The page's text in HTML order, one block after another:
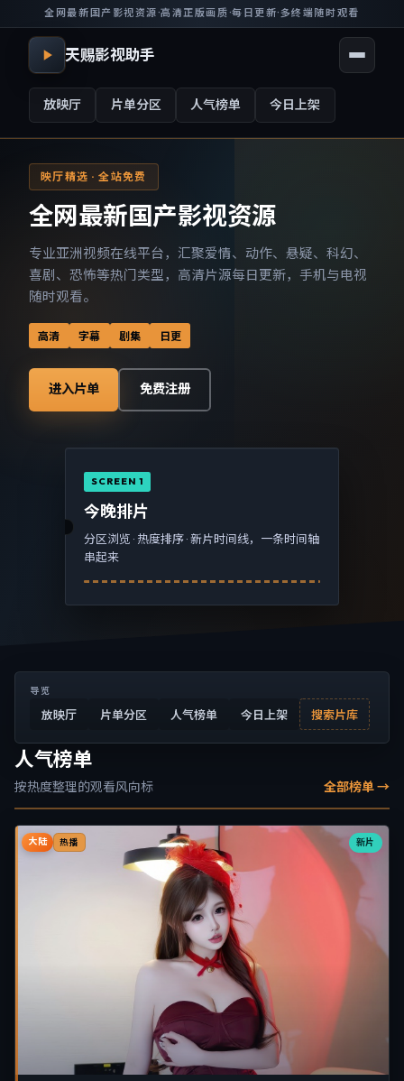
全网最新国产影视资源·高清正版画质·每日更新· 多终端随时观看
天赐影视助手
放映厅 片单分区 人气榜单 今日上架
映厅精选 · 全站免费
全网最新国产影视资源
专业亚洲视频在线平台，汇聚爱情、动作、悬疑、科幻、
喜剧、恐怖等热门类型，高清片源每日更新，手机与电视
随时观看。
高清 字幕 剧集 日更
进入片单 免费注册
SCREEN 1
今晚排片
分区浏览 · 热度排序 · 新片时间线，一条时间轴
串起来
导览
放映厅 片单分区 人气榜单 今日上架 搜索片库
人气榜单
按热度整理的观看风向标 全部榜单 →
新片
大陆 热播